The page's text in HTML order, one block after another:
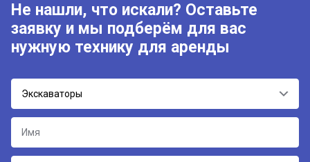
Не нашли, что искали? Оставьте
заявку и мы подберём для вас
нужную технику для аренды
Экскаваторы